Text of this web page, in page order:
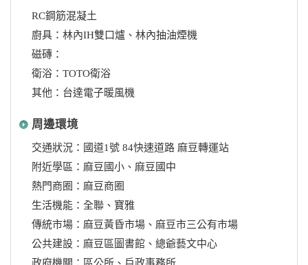
RC鋼筋混凝土
廚具：林內IH雙口爐、林內抽油煙機
磁磚：
衛浴：TOTO衛浴
其他：台達電子暖風機
周邊環境
交通狀況：國道1號 84快速道路 麻豆轉運站
附近學區：麻豆國小、麻豆國中
熱門商圈：麻豆商圈
生活機能：全聯、寶雅
傳統市場：麻豆黃昏市場、麻豆市三公有市場
公共建設：麻豆區圖書館、總爺藝文中心